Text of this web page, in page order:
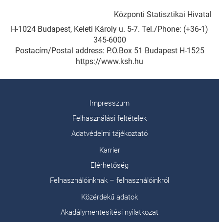
Központi Statisztikai Hivatal
H-1024 Budapest, Keleti Károly u. 5-7. Tel./Phone: (+36-1)
345-6000
Postacím/Postal address: P.O.Box 51 Budapest H-1525
https://www.ksh.hu
Impresszum
Felhasználási feltételek
Adatvédelmi tájékoztató
Karrier
Elérhetőség
Felhasználóinknak – felhasználóinkról
Közérdekű adatok
Akadálymentesítési nyilatkozat